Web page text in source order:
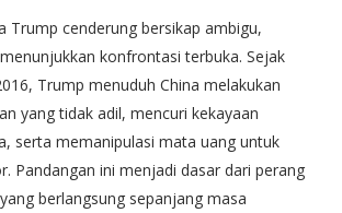
Trump cenderung bersikap ambigu,
konfrontasi terbuka. Sejak
Trump menuduh China melakukan
yang tidak adil, mencuri kekayaan
serta memanipulasi mata uang untuk
Pandangan ini menjadi dasar dari perang
berlangsung sepanjang masa